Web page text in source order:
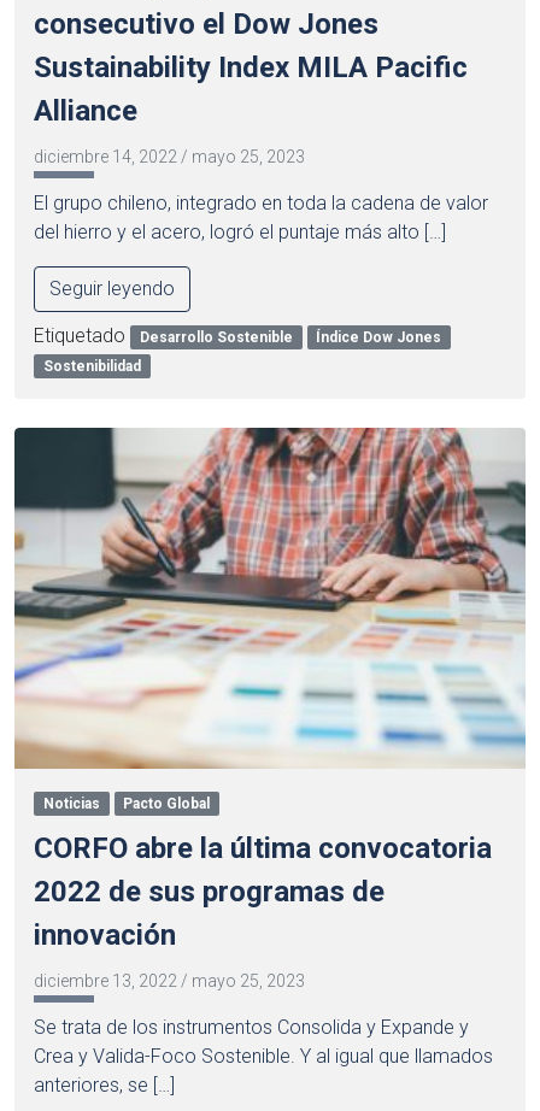
consecutivo el Dow Jones
Sustainability Index MILA Pacific
Alliance
diciembre 14, 2022 / mayo 25, 2023
El grupo chileno, integrado en toda la cadena de valor
del hierro y el acero, logró el puntaje más alto […]
Seguir leyendo
Etiquetado Desarrollo Sostenible
Índice Dow Jones
Sostenibilidad
Noticias Pacto Global
CORFO abre la última convocatoria
2022 de sus programas de
innovación
diciembre 13, 2022 / mayo 25, 2023
Se trata de los instrumentos Consolida y Expande y
Crea y Valida-Foco Sostenible. Y al igual que llamados
anteriores, se […]